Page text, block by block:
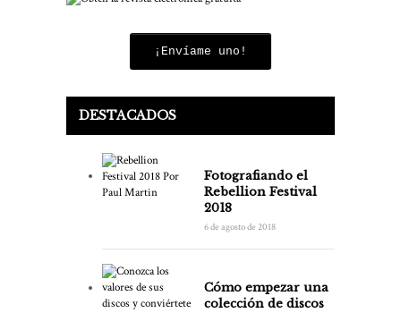
¡Envíame uno!
DESTACADOS
Fotografiando el
Rebellion Festival
2018
6 de agosto de 2018
Cómo empezar una
colección de discos